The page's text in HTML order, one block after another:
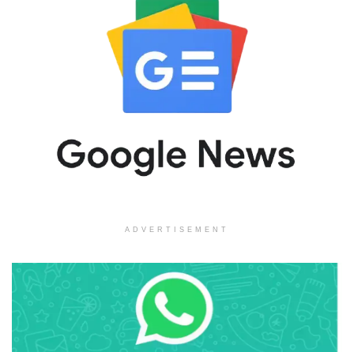
ADVERTISEMENT